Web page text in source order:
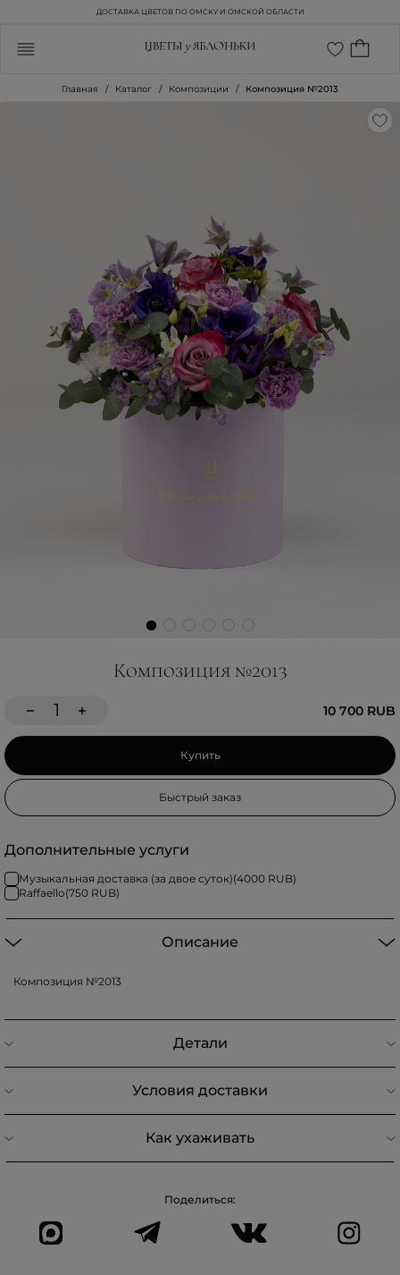
ДОСТАВКА ЦВЕТОВ ПО ОМСКУ И ОМСКОЙ ОБЛАСТИ
Главная Каталог Композиции Композиция №2013
Композиция №2013
10 700 RUB
Купить
Быстрый заказ
Дополнительные услуги
Музыкальная доставка (за двое суток)(4000 RUB)
Raffaello(750 RUB)
Описание
Композиция №2013
Детали
Условия доставки
Как ухаживать
Поделиться: